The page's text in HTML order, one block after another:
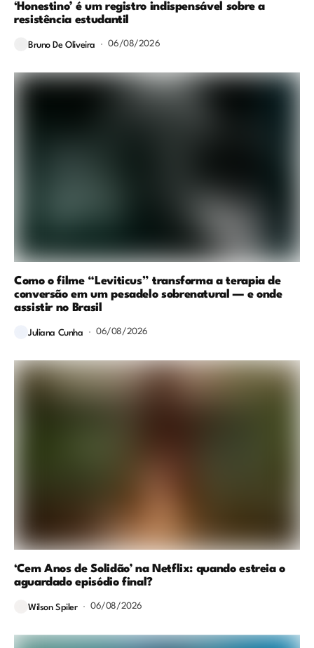
‘Honestino’ é um registro indispensável sobre a
resistência estudantil
Bruno De Oliveira 06/08/2026
Como o filme “Leviticus” transforma a terapia de
conversão em um pesadelo sobrenatural — e onde
assistir no Brasil
Juliana Cunha 06/08/2026
‘Cem Anos de Solidão’ na Netflix: quando estreia o
aguardado episódio final?
Wilson Spiler 06/08/2026